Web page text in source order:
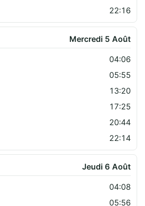
22:16
Mercredi 5 Août
04:06
05:55
13:20
17:25
20:44
22:14
Jeudi 6 Août
04:08
05:56